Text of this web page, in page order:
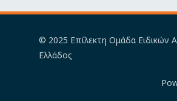
© 2025 Επίλεκτη Ομάδα Ειδικών
Ελλάδος